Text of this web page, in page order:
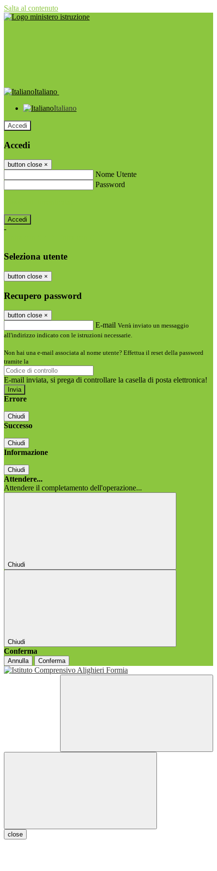
Salta al contenuto
Italiano
Italiano
Accedi
Accedi
button close ×
Nome Utente
Password
-
Seleziona utente
button close ×
Recupero password
button close ×
E-mail Verrà inviato un messaggio
all'indirizzo indicato con le istruzioni necessarie.
Non hai una e-mail associata al nome utente? Effettua il reset della password
tramite la
E-mail inviata, si prega di controllare la casella di posta elettronica!
Errore
Chiudi
Successo
Chiudi
Informazione
Chiudi
Attendere...
Attendere il completamento dell'operazione...
Chiudi
Chiudi
Conferma
Annulla Conferma
close